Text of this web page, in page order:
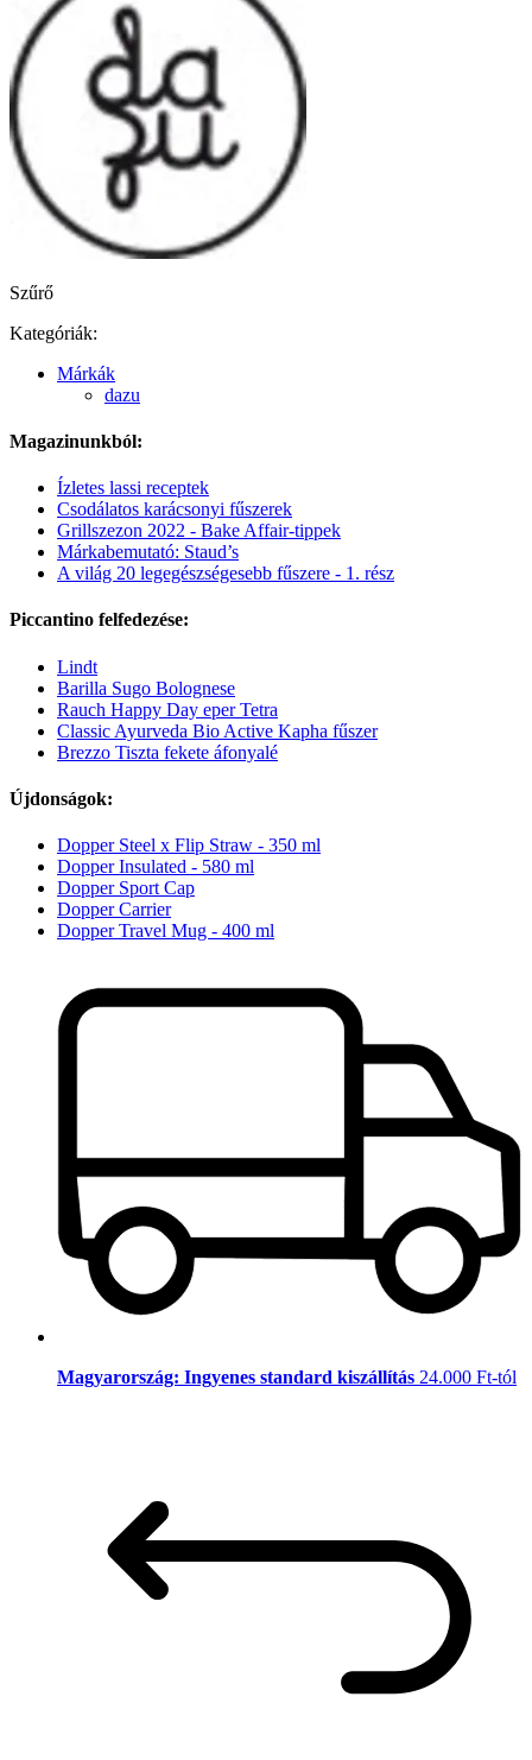
Szűrő
Kategóriák:
Márkák
dazu
Magazinunkból:
Ízletes lassi receptek
Csodálatos karácsonyi fűszerek
Grillszezon 2022 - Bake Affair-tippek
Márkabemutató: Staud’s
A világ 20 legegészségesebb fűszere - 1. rész
Piccantino felfedezése:
Lindt
Barilla Sugo Bolognese
Rauch Happy Day eper Tetra
Classic Ayurveda Bio Active Kapha fűszer
Brezzo Tiszta fekete áfonyalé
Újdonságok:
Dopper Steel x Flip Straw - 350 ml
Dopper Insulated - 580 ml
Dopper Sport Cap
Dopper Carrier
Dopper Travel Mug - 400 ml
Magyarország: Ingyenes standard kiszállítás 24.000 Ft-tól